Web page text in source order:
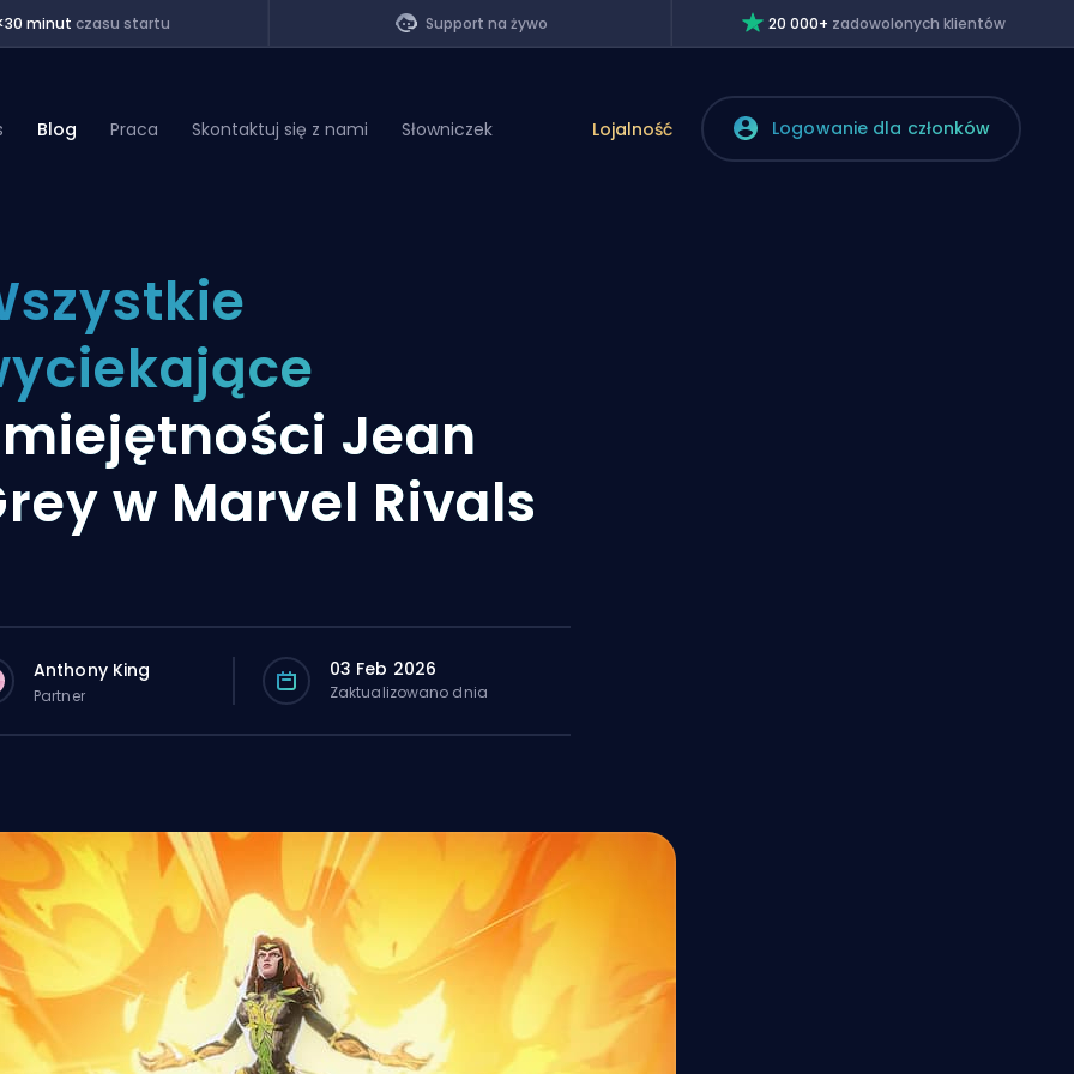
minutczasu startu Support na żywo 20 000+ zadowolonych klientów
Blog Praca Skontaktuj się z nami Słowniczek Lojalność Logowanie dla członków
Jean
w Marvel Rivals
Anthony King
Partner
03 Feb 2026
Zaktualizowano dnia